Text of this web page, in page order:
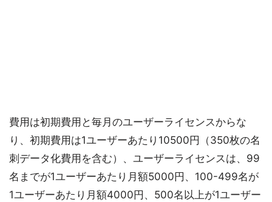
費用は初期費用と毎月のユーザーライセンスからな
り、初期費用は1ユーザーあたり10500円（350枚の名
刺データ化費用を含む）、ユーザーライセンスは、99
名までが1ユーザーあたり月額5000円、100-499名が
1ユーザーあたり月額4000円、500名以上が1ユーザー